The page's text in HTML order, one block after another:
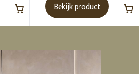
Bekijk product